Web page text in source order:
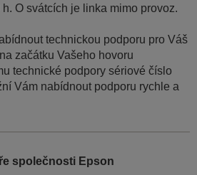
O svátcích je linka mimo provoz.
technickou podporu pro Váš
začátku Vašeho hovoru
technické podpory sériové číslo
Vám nabídnout podporu rychle a
společnosti Epson